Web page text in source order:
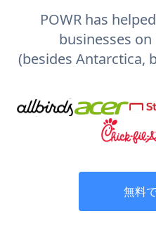
POWR has
businesses
(besides Antarctica,
無料